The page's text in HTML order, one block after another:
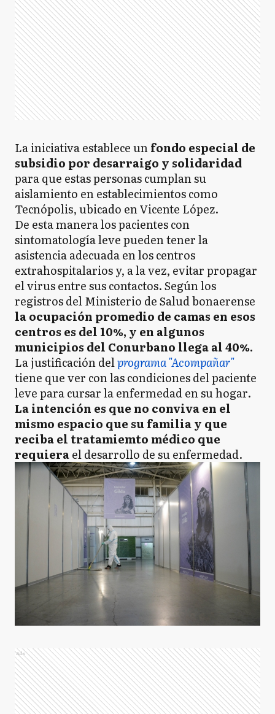
La iniciativa establece unfondo especial de
subsidio por desarraigo y solidaridad
para que estas personas cumplan su
aislamiento en establecimientos como
Tecnópolis, ubicado en Vicente López.
De esta manera los pacientes con
sintomatología leve pueden tener la
asistencia adecuada en los centros
extrahospitalarios y, a la vez, evitar propagar
el virus entre sus contactos. Según los
registros del Ministerio de Salud bonaerense
la ocupación promedio de camas en esos
centros es del 10%, y en algunos
municipios del Conurbano llega al 40%.
La justificación delprograma "Acompañar"
tiene que ver con las condiciones del paciente
leve para cursar la enfermedad en su hogar.
La intención es que no conviva en el
mismo espacio que su familia y que
reciba el tratamiemto médico que
requierael desarrollo de su enfermedad.
Ads